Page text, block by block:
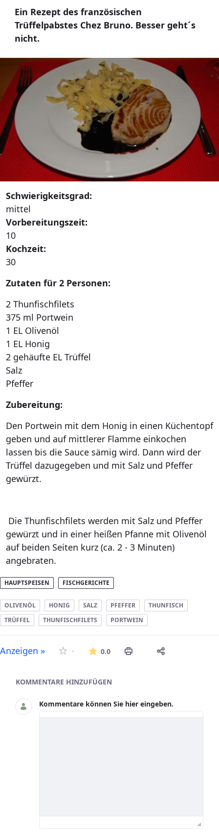
Ein Rezept des französischen
Trüffelpabstes Chez Bruno. Besser geht´s
nicht.
Schwierigkeitsgrad:
mittel
Vorbereitungszeit:
10
Kochzeit:
30
Zutaten für 2 Personen:
2 Thunfischfilets
375 ml Portwein
1 EL Olivenöl
1 EL Honig
2 gehäufte EL Trüffel
Salz
Pfeffer
Zubereitung:
Den Portwein mit dem Honig in einen Küchentopf
geben und auf mittlerer Flamme einkochen
lassen bis die Sauce sämig wird. Dann wird der
Trüffel dazugegeben und mit Salz und Pfeffer
gewürzt.
Die Thunfischfilets werden mit Salz und Pfeffer
gewürzt und in einer heißen Pfanne mit Olivenöl
auf beiden Seiten kurz (ca. 2 - 3 Minuten)
angebraten.
HAUPTSPEISEN FISCHGERICHTE
OLIVENÖL HONIG SALZ PFEFFER
THUNFISCH
TRÜFFEL
THUNFISCHFILETS PORTWEIN
Anzeigen » - 0.0Die durchschnittliche
Asset-Herausgeber
KOMMENTARE HINZUFÜGEN
Kommentare können Sie hier eingeben.